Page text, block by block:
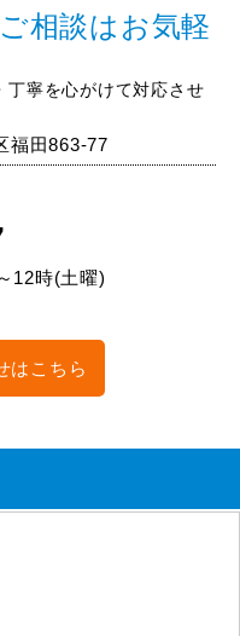
相談はお気軽
丁寧を心がけて対応させ
福田863-77
12時(土曜)
はこちら